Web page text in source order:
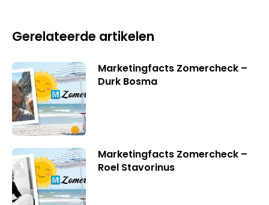
Gerelateerde artikelen
Marketingfacts Zomercheck –
Durk Bosma
Marketingfacts Zomercheck –
Roel Stavorinus